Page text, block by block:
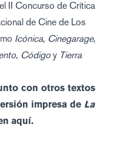
II Concurso de Crítica
de Cine de Los
Icónica, Cinegarage,
, Código y Tierra
con otros textos
impresa de La
aquí.